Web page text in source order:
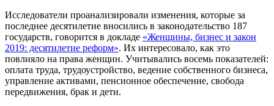
Исследователи проанализировали изменения, которые за
последнее десятилетие вносились в законодательство 187
государств, говорится в докладе «Женщины, бизнес и закон
2019: десятилетие реформ». Их интересовало, как это
повлияло на права женщин. Учитывались восемь показателей:
оплата труда, трудоустройство, ведение собственного бизнеса,
управление активами, пенсионное обеспечение, свобода
передвижения, брак и дети.